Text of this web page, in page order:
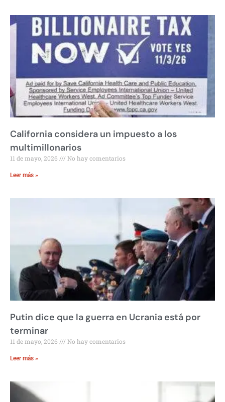
California considera un impuesto a los
multimillonarios
11 de mayo, 2026 No hay comentarios
Leer más »
Putin dice que la guerra en Ucrania está por
terminar
11 de mayo, 2026 No hay comentarios
Leer más »